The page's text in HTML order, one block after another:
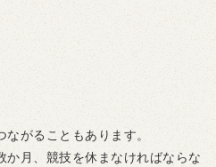
ながることもあります。
月、競技を休まなければならな